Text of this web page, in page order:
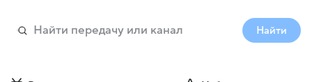
Найти